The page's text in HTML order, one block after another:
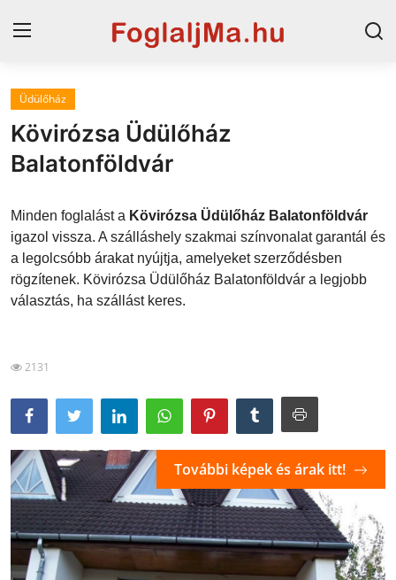
Magyarország
Horvát tengerpart
Horvátország
Szállások Hajdúszoboszlón
Blog
Üdülőház
Kövirózsa Üdülőház
Balatonföldvár
Minden foglalást a Kövirózsa Üdülőház Balatonföldvár
igazol vissza. A szálláshely szakmai színvonalat garantál és
a legolcsóbb árakat nyújtja, amelyeket szerződésben
rögzítenek. Kövirózsa Üdülőház Balatonföldvár a legjobb
választás, ha szállást keres.
2131
További képek és árak itt!